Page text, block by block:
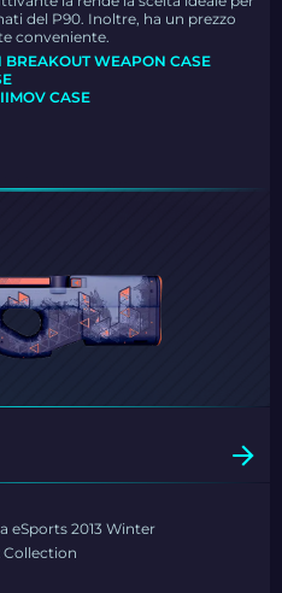
del P90. Inoltre, ha un prezzo
conveniente.
BREAKOUT WEAPON CASE
CASE
eSports 2013 Winter
Collection